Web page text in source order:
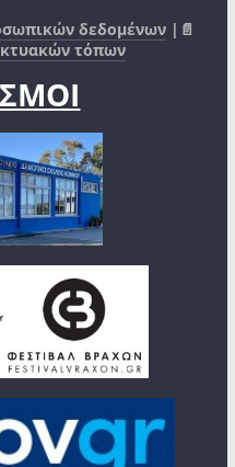
δεδομένων |📄
τόπων